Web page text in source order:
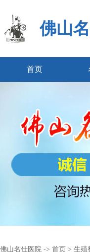
佛山
首页
佛山名仕医院 -> 首页 > 生殖